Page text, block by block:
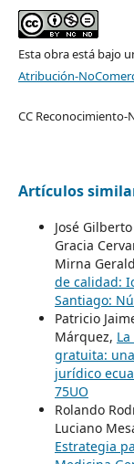
Esta obra está bajo
Atribución-
CC Reconocimiento-
Artículos
José
Gracia
Mirna
de calidad:
Santiago:
Patricio
Márquez,
gratuita:
jurídico
75UO
Rolando
Luciano
Estrategia